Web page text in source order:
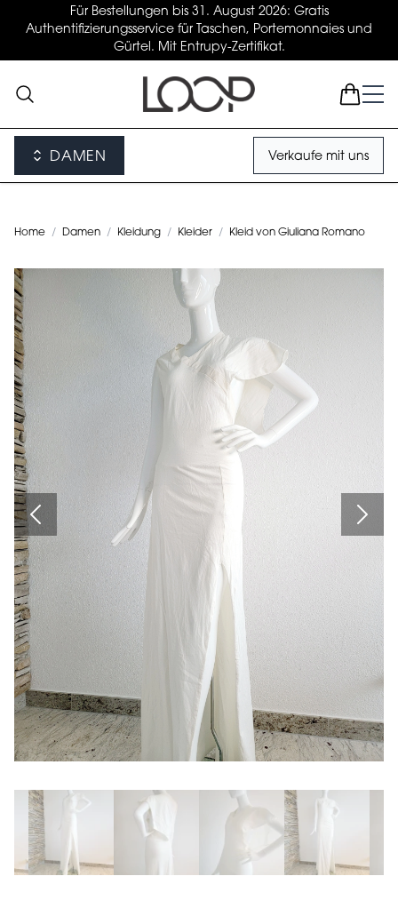
Für Bestellungen bis 31. August 2026: Gratis
Authentifizierungsservice für Taschen, Portemonnaies und
Gürtel. Mit Entrupy-Zertifikat.
DAMEN Verkaufe mit uns
Home / Damen / Kleidung / Kleider / Kleid von Giuliana Romano